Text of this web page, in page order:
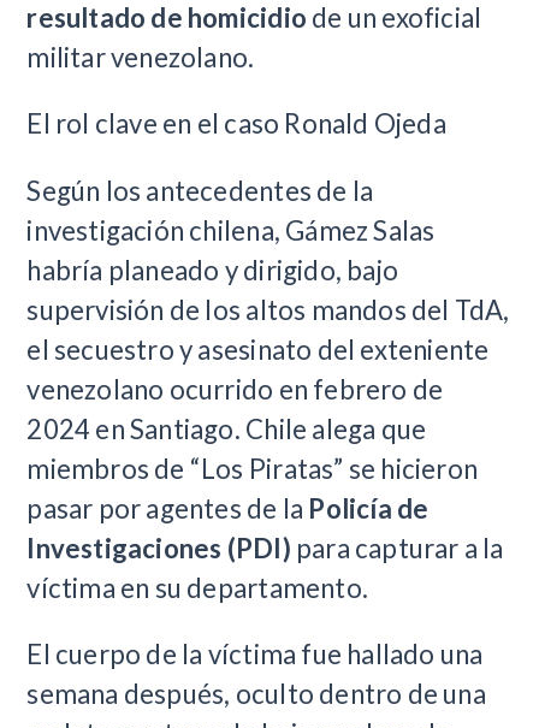
resultado de homicidio de un exoficial
militar venezolano.
El rol clave en el caso Ronald Ojeda
Según los antecedentes de la
investigación chilena, Gámez Salas
habría planeado y dirigido, bajo
supervisión de los altos mandos del TdA,
el secuestro y asesinato del exteniente
venezolano ocurrido en febrero de
2024 en Santiago. Chile alega que
miembros de “Los Piratas” se hicieron
pasar por agentes de la Policía de
Investigaciones (PDI) para capturar a la
víctima en su departamento.
El cuerpo de la víctima fue hallado una
semana después, oculto dentro de una